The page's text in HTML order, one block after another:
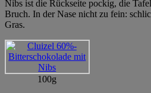
Nibs ist die Rückseite pockig, die
Bruch. In der Nase nicht zu fein:
Gras.
100g